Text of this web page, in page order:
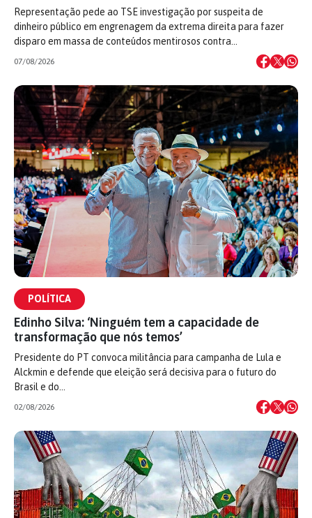
Representação pede ao TSE investigação por suspeita de
dinheiro público em engrenagem da extrema direita para fazer
disparo em massa de conteúdos mentirosos contra…
07/08/2026
POLÍTICA
Edinho Silva: ‘Ninguém tem a capacidade de
transformação que nós temos’
Presidente do PT convoca militância para campanha de Lula e
Alckmin e defende que eleição será decisiva para o futuro do
Brasil e do…
02/08/2026